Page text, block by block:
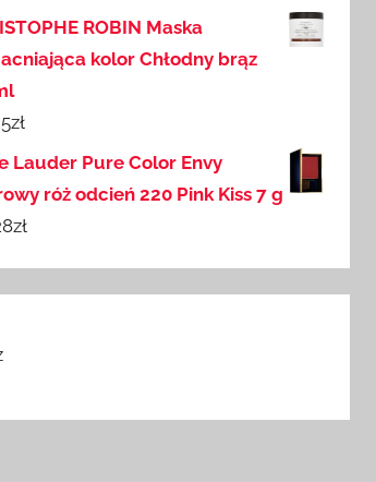
ROBIN Maska
kolor Chłodny brąz
zł
Lauder Pure Color Envy
róż odcień 220 Pink Kiss 7 g
zł